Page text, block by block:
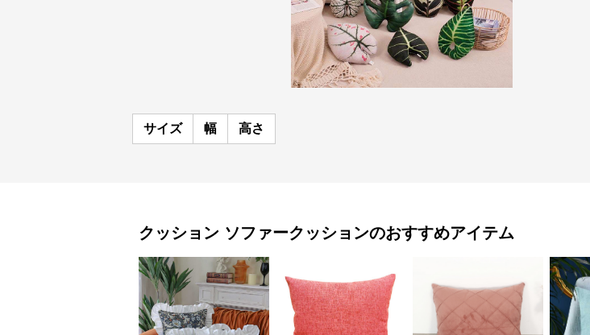
サイズ 幅 高さ
クッション ソファークッションのおすすめアイテム